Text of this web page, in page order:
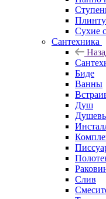
Сухие
Сантехника
Биде
Ванны
Душ
Слив